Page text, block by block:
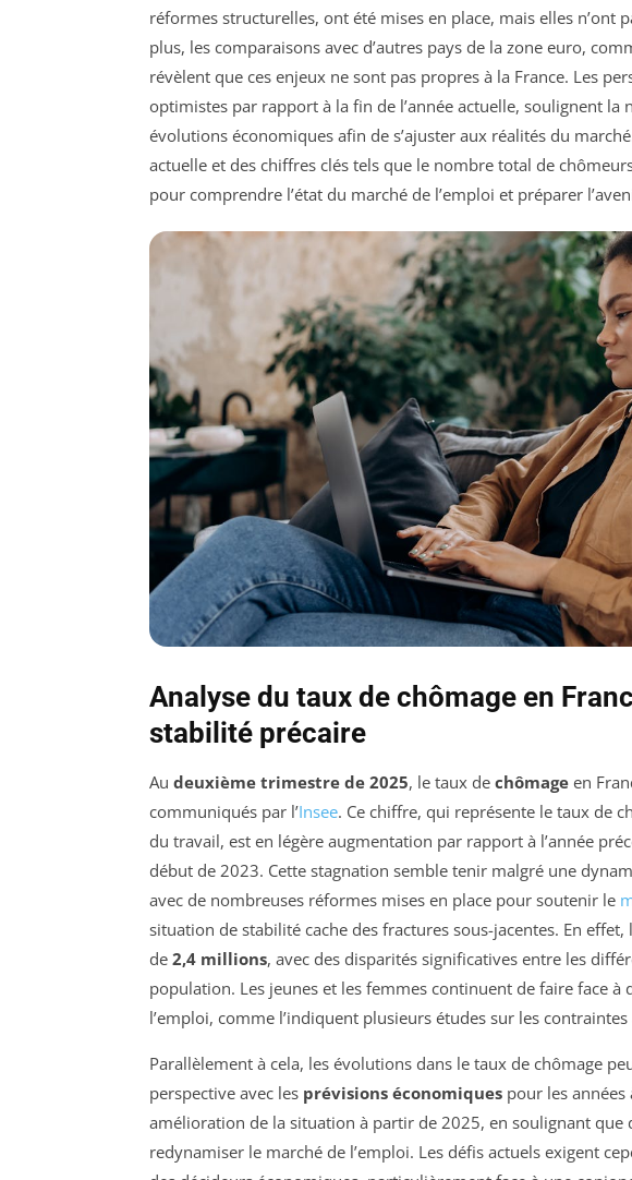
réformes structurelles, ont été mises en place, mais elles n’ont
plus, les comparaisons avec d’autres pays de la zone euro,
révèlent que ces enjeux ne sont pas propres à la France. Les
optimistes par rapport à la fin de l’année actuelle, soulignent la
évolutions économiques afin de s’ajuster aux réalités du
actuelle et des chiffres clés tels que le nombre total de
pour comprendre l’état du marché de l’emploi et préparer
Analyse du taux de chômage en
stabilité précaire
Au deuxième trimestre de 2025, le taux de chômage en
communiqués par l’Insee. Ce chiffre, qui représente le taux de
du travail, est en légère augmentation par rapport à l’année
début de 2023. Cette stagnation semble tenir malgré une
avec de nombreuses réformes mises en place pour soutenir le
situation de stabilité cache des fractures sous-jacentes. En
de 2,4 millions, avec des disparités significatives entre les
population. Les jeunes et les femmes continuent de faire face à
l’emploi, comme l’indiquent plusieurs études sur les
Parallèlement à cela, les évolutions dans le taux de chômage
perspective avec les prévisions économiques pour les
amélioration de la situation à partir de 2025, en soulignant
redynamiser le marché de l’emploi. Les défis actuels exigent